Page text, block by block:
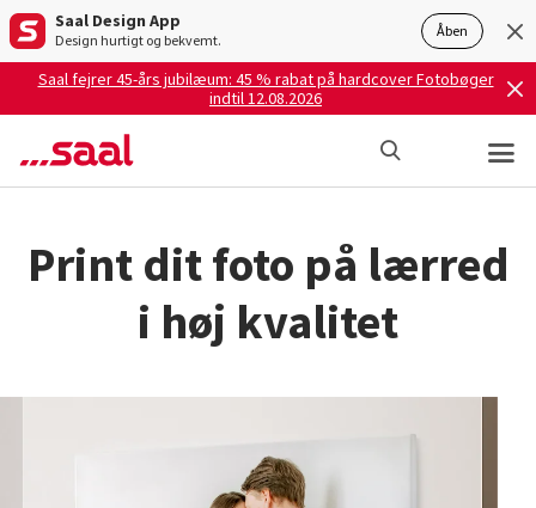
Saal Design App
Design hurtigt og bekvemt. Åben
Saal fejrer 45-års jubilæum: 45 % rabat på hardcover Fotobøger
indtil 12.08.2026
Print dit foto på lærred
i høj kvalitet